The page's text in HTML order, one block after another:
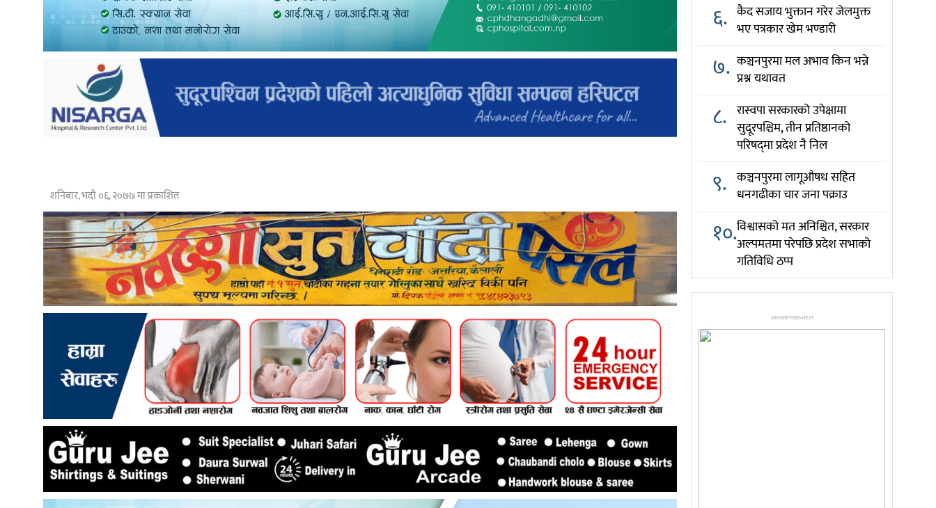
शनिबार, भदौ ०६, २०७७ मा प्रकाशित
६. कैद सजाय भुक्तान गरेर जेलमुक्त
भए पत्रकार खेम भण्डारी
७. कञ्चनपुरमा मल अभाव किन भन्ने
प्रश्न यथावत
८. रास्वपा सरकारको उपेक्षामा
सुदूरपश्चिम, तीन प्रतिष्ठानको
परिषद्‌मा प्रदेश नै निल
९. कञ्चनपुरमा लागूऔषध सहित
धनगढीका चार जना पक्राउ
१०.विश्वासको मत अनिश्चित, सरकार
अल्पमतमा परेपछि प्रदेश सभाको
गतिविधि ठप्प
ADVERTISEMENT